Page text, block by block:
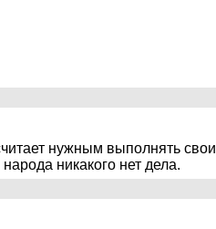
нужным выполнять свои
никакого нет дела.